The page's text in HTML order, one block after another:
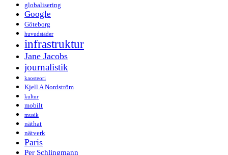
globalisering
Google
Göteborg
huvudstäder
infrastruktur
Jane Jacobs
journalistik
kaosteori
Kjell A Nordström
kultur
mobilt
musik
näthat
nätverk
Paris
Per Schlingmann